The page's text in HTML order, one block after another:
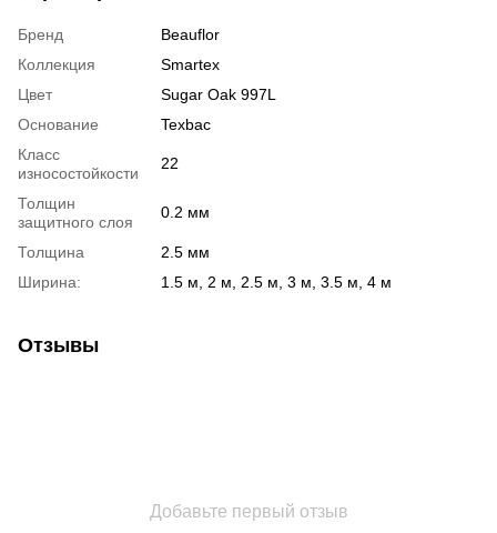
Бренд
Beauflor
Коллекция
Smartex
Цвет
Sugar Oak 997L
Основание
Texbac
Класс
износостойкости
22
Толщин
защитного слоя
0.2 мм
Толщина
2.5 мм
Ширина:
1.5 м, 2 м, 2.5 м, 3 м, 3.5 м, 4 м
Отзывы
Добавьте первый отзыв